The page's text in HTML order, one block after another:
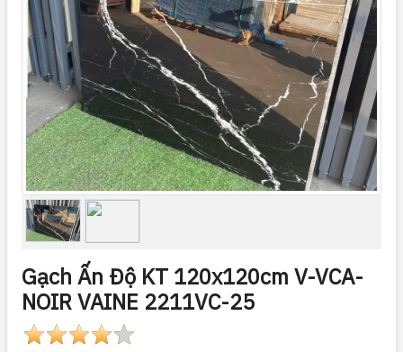
Gạch Ấn Độ KT 120x120cm V-VCA-
NOIR VAINE 2211VC-25